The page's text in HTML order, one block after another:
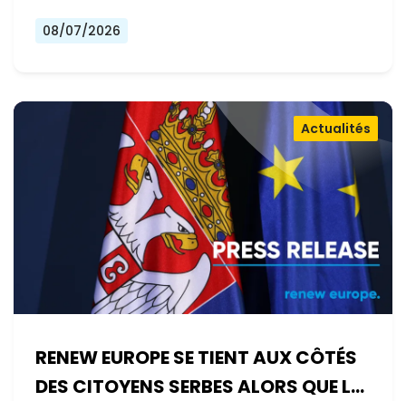
08/07/2026
RENEW EUROPE SE TIENT AUX CÔTÉS
DES CITOYENS SERBES ALORS QUE LE
Actualités